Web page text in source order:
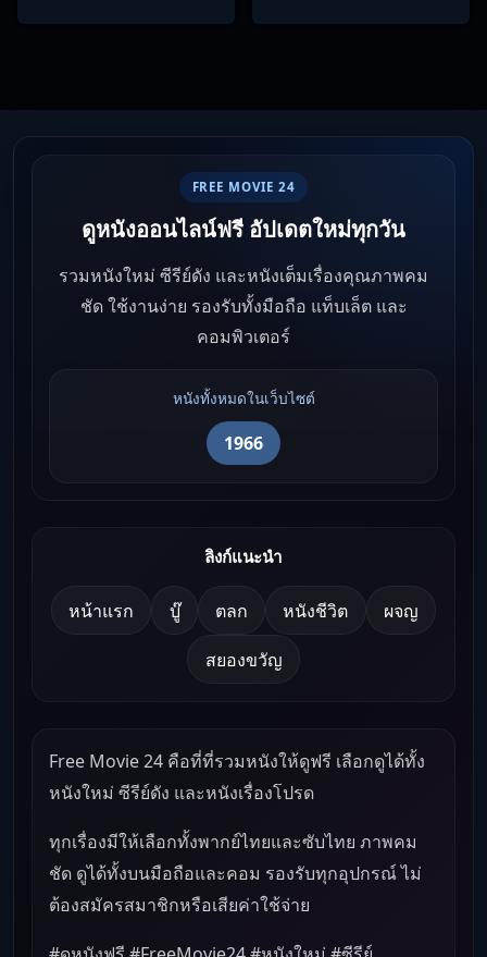
FREE MOVIE 24
ดูหนังออนไลน์ฟรี อัปเดตใหม่ทุกวัน
รวมหนังใหม่ ซีรีย์ดัง และหนังเต็มเรื่องคุณภาพคม
ชัด ใช้งานง่าย รองรับทั้งมือถือ แท็บเล็ต และ
คอมพิวเตอร์
หนังทั้งหมดในเว็บไซต์
1966
ลิงก์แนะนำ
หน้าแรก บู๊ ตลก หนังชีวิต ผจญ
สยองขวัญ
Free Movie 24 คือที่ที่รวมหนังให้ดูฟรี เลือกดูได้ทั้ง
หนังใหม่ ซีรีย์ดัง และหนังเรื่องโปรด
ทุกเรื่องมีให้เลือกทั้งพากย์ไทยและซับไทย ภาพคม
ชัด ดูได้ทั้งบนมือถือและคอม รองรับทุกอุปกรณ์ ไม่
ต้องสมัครสมาชิกหรือเสียค่าใช้จ่าย